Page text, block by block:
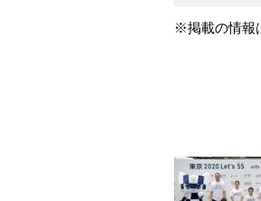
※掲載の情報